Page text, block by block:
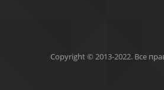
Copyright © 2013-2022. Все